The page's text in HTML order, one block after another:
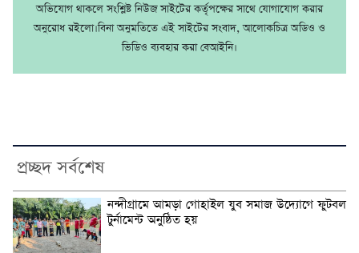
অভিযোগ থাকলে সংশ্লিষ্ট নিউজ সাইটের কর্তৃপক্ষের সাথে যোগাযোগ করার
অনুরোধ রইলো।বিনা অনুমতিতে এই সাইটের সংবাদ, আলোকচিত্র অডিও ও
ভিডিও ব্যবহার করা বেআইনি।
প্রচ্ছদ সর্বশেষ
নন্দীগ্রামে আমড়া গোহাইল যুব সমাজ উদ্যোগে ফুটবল
টুর্নামেন্ট অনুষ্ঠিত হয়